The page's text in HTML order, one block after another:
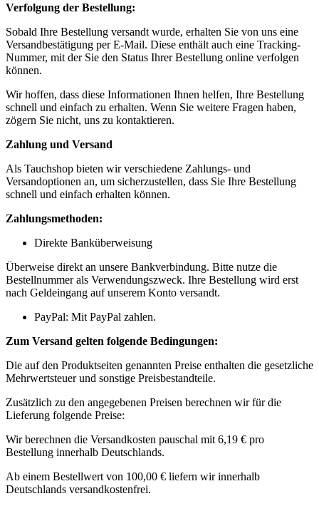
Verfolgung der Bestellung:
Sobald Ihre Bestellung versandt wurde, erhalten Sie von uns eine
Versandbestätigung per E-Mail. Diese enthält auch eine Tracking-
Nummer, mit der Sie den Status Ihrer Bestellung online verfolgen
können.
Wir hoffen, dass diese Informationen Ihnen helfen, Ihre Bestellung
schnell und einfach zu erhalten. Wenn Sie weitere Fragen haben,
zögern Sie nicht, uns zu kontaktieren.
Zahlung und Versand
Als Tauchshop bieten wir verschiedene Zahlungs- und
Versandoptionen an, um sicherzustellen, dass Sie Ihre Bestellung
schnell und einfach erhalten können.
Zahlungsmethoden:
Direkte Banküberweisung
Überweise direkt an unsere Bankverbindung. Bitte nutze die
Bestellnummer als Verwendungszweck. Ihre Bestellung wird erst
nach Geldeingang auf unserem Konto versandt.
PayPal: Mit PayPal zahlen.
Zum Versand gelten folgende Bedingungen:
Die auf den Produktseiten genannten Preise enthalten die gesetzliche
Mehrwertsteuer und sonstige Preisbestandteile.
Zusätzlich zu den angegebenen Preisen berechnen wir für die
Lieferung folgende Preise:
Wir berechnen die Versandkosten pauschal mit 6,19 € pro
Bestellung innerhalb Deutschlands.
Ab einem Bestellwert von 100,00 € liefern wir innerhalb
Deutschlands versandkostenfrei.